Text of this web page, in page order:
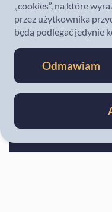
„cookies”, na które
przez użytkownika
będą podlegać jedynie
Odmawiam